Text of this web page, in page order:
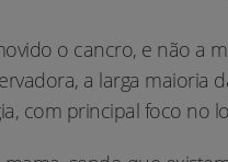
o cancro, e não a
a larga
com principal foco no